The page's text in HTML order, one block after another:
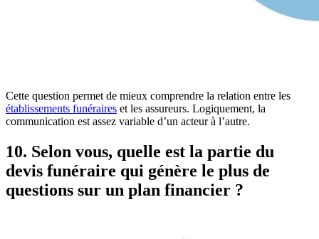
Cette question permet de mieux comprendre la relation entre les
établissements funéraires et les assureurs. Logiquement, la
communication est assez variable d’un acteur à l’autre.
10. Selon vous, quelle est la partie du
devis funéraire qui génère le plus de
questions sur un plan financier ?